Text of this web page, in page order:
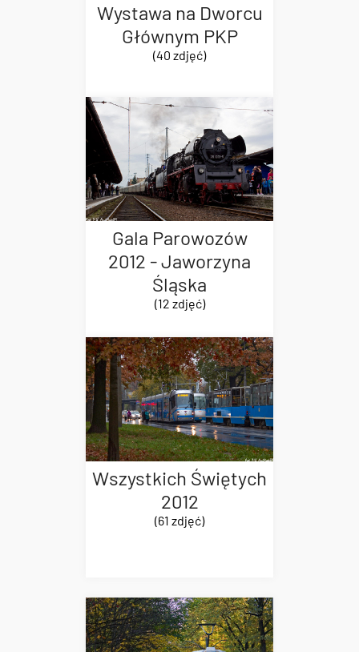
Wystawa na Dworcu
Głównym PKP
(40 zdjęć)
Gala Parowozów
2012 - Jaworzyna
Śląska
(12 zdjęć)
Wszystkich Świętych
2012
(61 zdjęć)